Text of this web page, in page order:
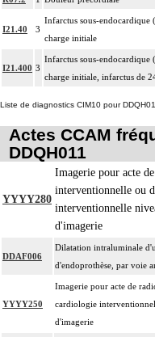
I21.40 3
Infarctus sous-endocardique
charge initiale
I21.400 3
Infarctus sous-endocardique
charge initiale, infarctus de
Liste de diagnostics CIM10 pour
Actes CCAM
DDQH011
YYYY280
Imagerie pour acte
interventionnelle ou
interventionnelle
d'imagerie
DDAF006
Dilatation intraluminale
d'endoprothèse, par voie
YYYY250
Imagerie pour acte de
cardiologie
d'imagerie